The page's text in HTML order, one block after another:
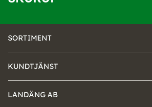
SORTIMENT
KUNDTJÄNST
LANDÄNG AB